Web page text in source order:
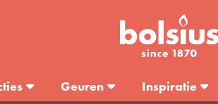
Geuren Inspiratie